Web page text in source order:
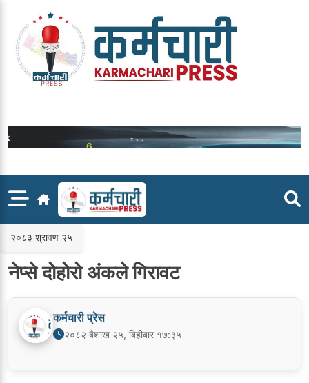
content
२०८३ श्रावण २५
नेप्से दोहोरो अंकले गिरावट
कर्मचारी प्रेस
२०८२ बैशाख २५, बिहीबार १७:३५